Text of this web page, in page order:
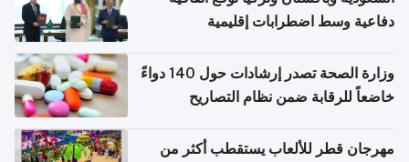
دفاعية وسط اضطرابات إقليمية
وزارة الصحة تصدر إرشادات حول 140 دواءً
خاضعاً للرقابة ضمن نظام التصاريح
مهرجان قطر للألعاب يستقطب أكثر من